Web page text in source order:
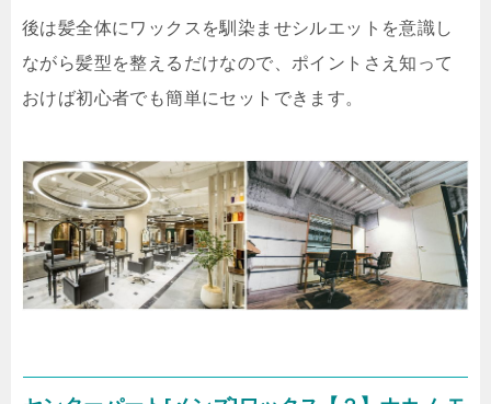
後は髪全体にワックスを馴染ませシルエットを意識し
ながら髪型を整えるだけなので、ポイントさえ知って
おけば初心者でも簡単にセットできます。